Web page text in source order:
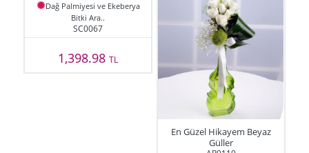
Dağ Palmiyesi ve Ekeberya
Bitki Ara..
SC0067
1,398.98TL
En Güzel Hikayem Beyaz
Güller